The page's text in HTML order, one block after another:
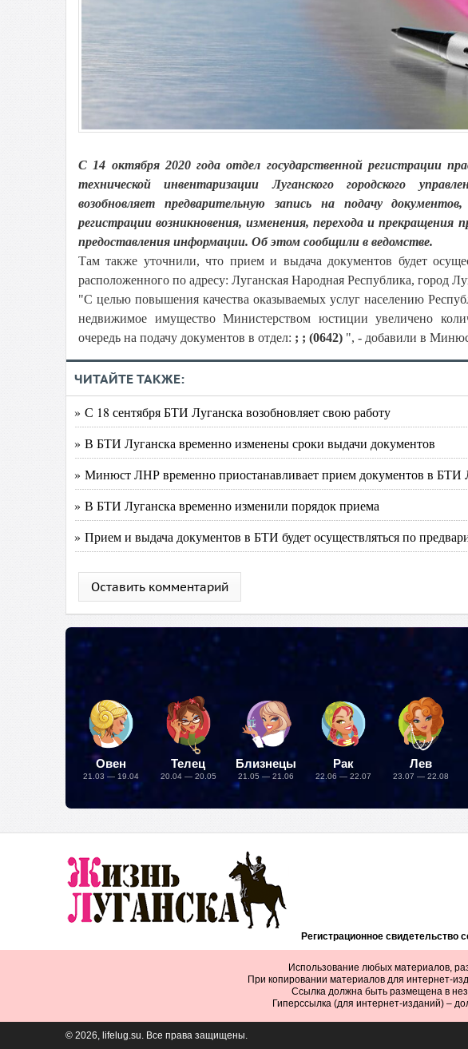
С 14 октября 2020 года отдел государственной регистрации
технической инвентаризации Луганского городского
возобновляет предварительную запись на подачу
регистрации возникновения, изменения, перехода и
предоставления информации. Об этом сообщили в ведомстве.
Там также уточнили, что прием и выдача документов будет
расположенного по адресу: Луганская Народная Республика, город
"С целью повышения качества оказываемых услуг населению
недвижимое имущество Министерством юстиции увеличено
очередь на подачу документов в отдел: ; ; (0642) ", - добавили в
ЧИТАЙТЕ ТАКЖЕ:
» С 18 сентября БТИ Луганска возобновляет свою работу
» В БТИ Луганска временно изменены сроки выдачи документов
» Минюст ЛНР временно приостанавливает прием документов в БТИ
» В БТИ Луганска временно изменили порядок приема
» Прием и выдача документов в БТИ будет осуществляться по
Оставить комментарий
Овен
21.03 — 19.04
Телец
20.04 — 20.05
Близнецы
21.05 — 21.06
Рак
22.06 — 22.07
Лев
23.07 — 22.08
Регистрационное
Использование любых материалов,
При копировании материалов для интернет-
Ссылка должна быть размещена в
Гиперссылка (для интернет-изданий) –
© 2026, lifelug.su. Все права защищены.